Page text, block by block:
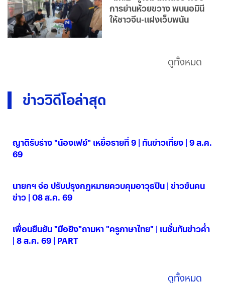
การย่านห้วยขวาง พบนอมินี
ให้ชาวจีน-แฝงเว็บพนัน
ดูทั้งหมด
ข่าววิดีโอล่าสุด
ญาติรับร่าง "น้องเฟย์" เหยื่อรายที่ 9 | ทันข่าวเที่ยง | 9 ส.ค.
69
นายกฯ จ่อ ปรับปรุงกฎหมายควบคุมอาวุธปืน | ข่าวข้นคน
ข่าว | 08 ส.ค. 69
เพื่อนยืนยัน "มือยิง"ถามหา "ครูภาษาไทย" | เนชั่นทันข่าวค่ำ
| 8 ส.ค. 69 | PART
ดูทั้งหมด